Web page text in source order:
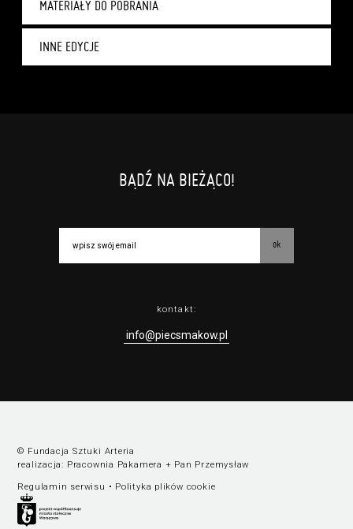
MATERIAŁY DO POBRANIA
INNE EDYCJE
BĄDŹ NA BIEŻĄCO!
ok
kontakt:
info@piecsmakow.pl
© Fundacja Sztuki Arteria
realizacja: Pracownia Pakamera + Pan Przemysław
Regulamin serwisu • Polityka plików cookie